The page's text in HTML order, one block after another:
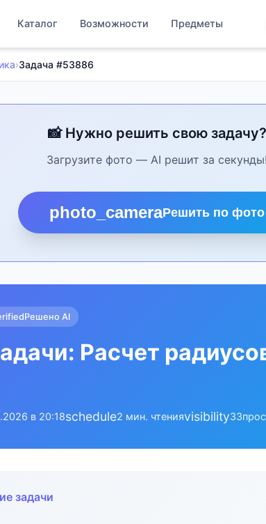
Каталог Возможности Предметы
›Задача #53886
📸 Нужно решить свою задачу?
Загрузите фото — AI решит за секунды!
photo_cameraРешить по фото
Решено AI
Расчет
в 20:18schedule2 мин. чтенияvisibility33
задачи